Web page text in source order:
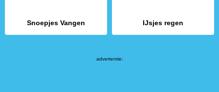
Snoepjes Vangen IJsjes regen
advertentie: